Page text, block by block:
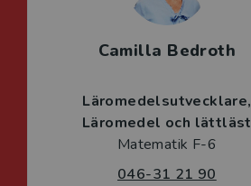
Camilla Bedroth
Läromedelsutvecklare
Läromedel och lättläst
Matematik F-6
046-31 21 90